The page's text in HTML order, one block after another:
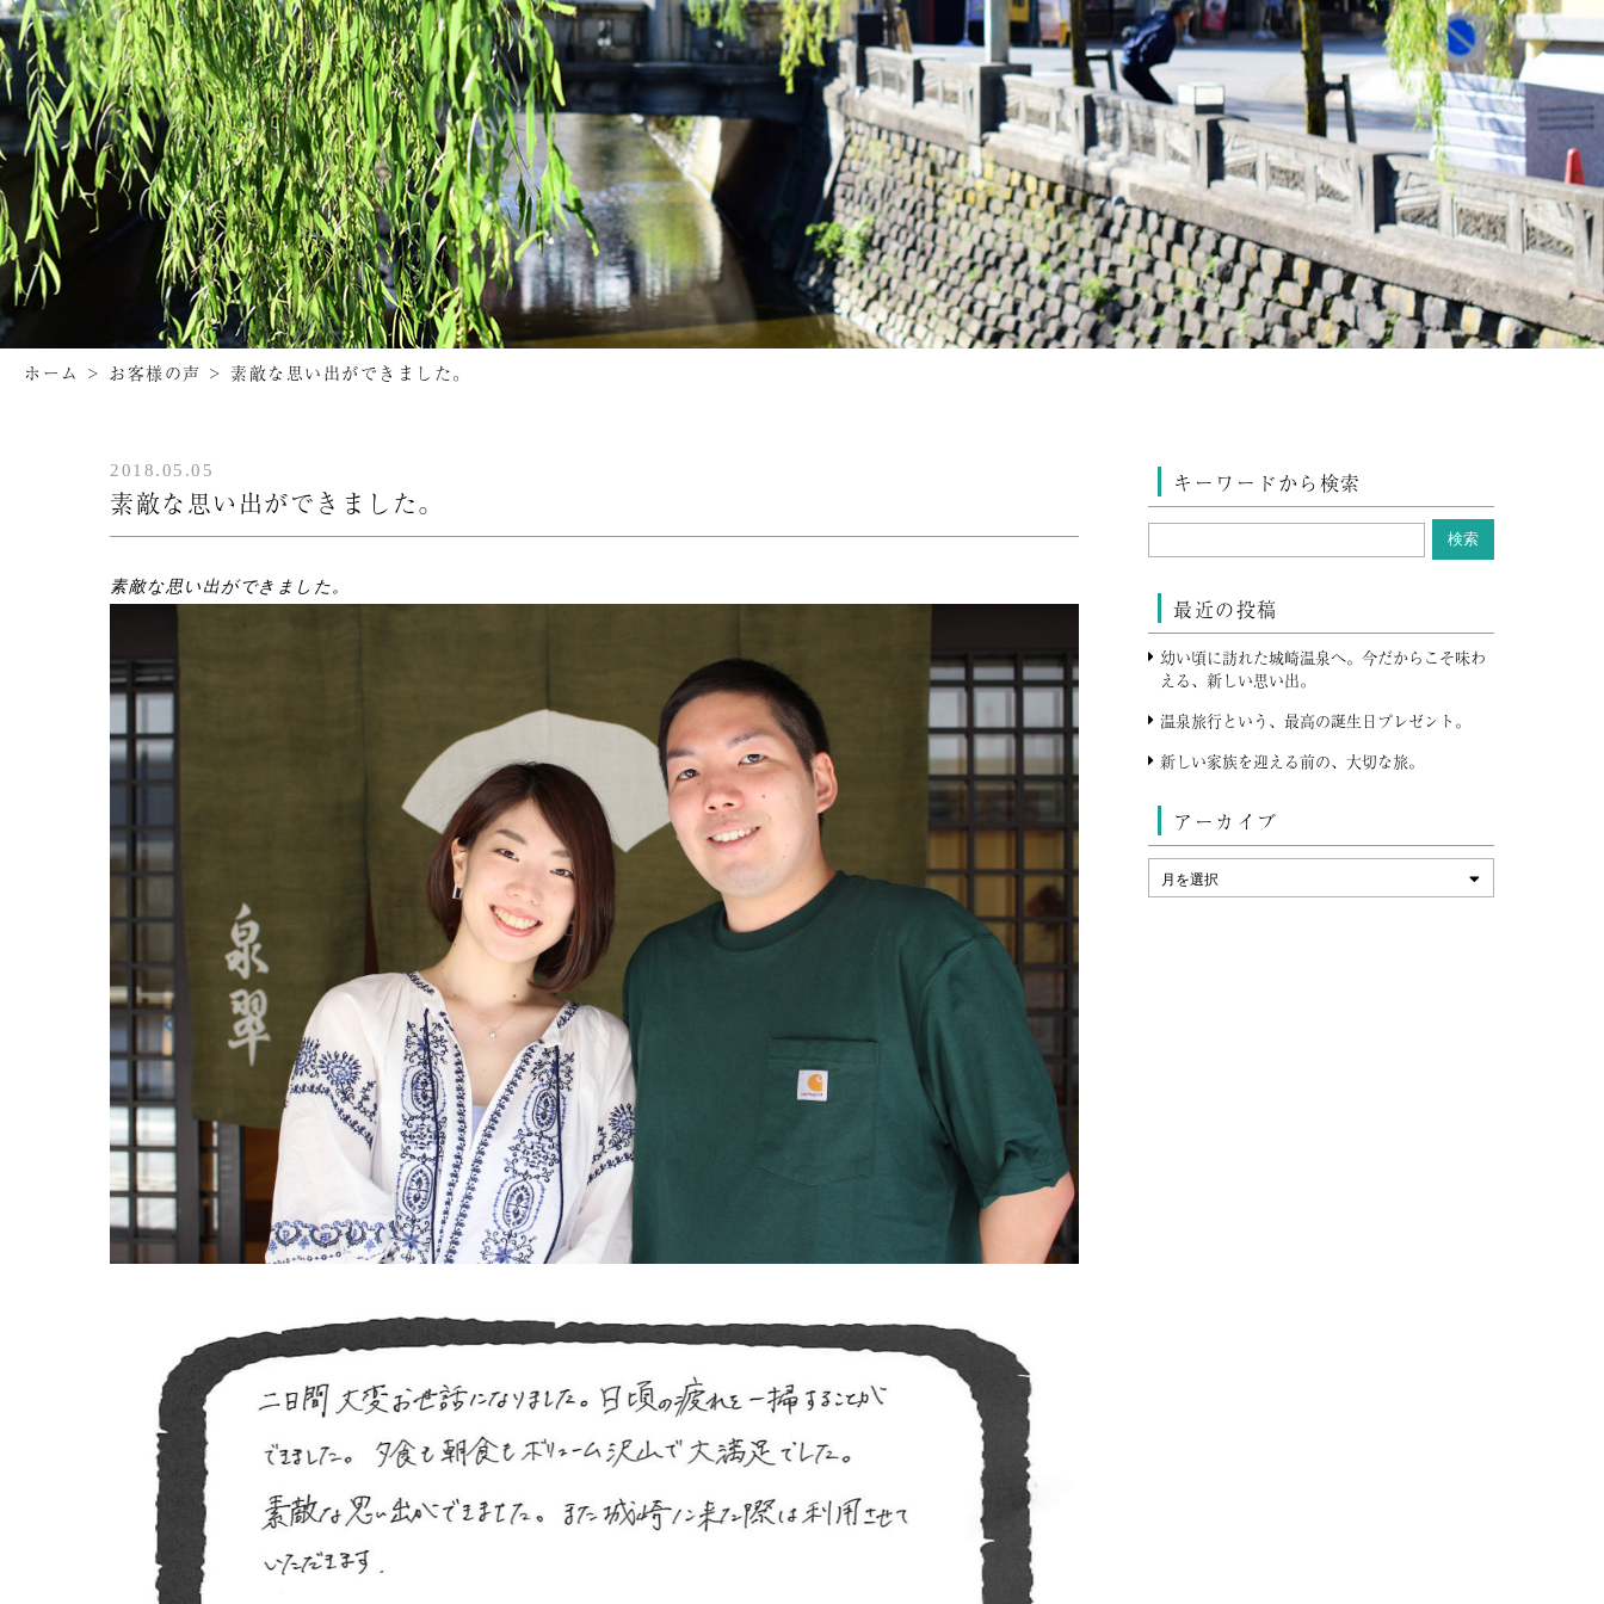
ホーム > お客様の声 > 素敵な思い出ができました。
2018.05.05
素敵な思い出ができました。
素敵な思い出ができました。
キーワードから検索
最近の投稿
幼い頃に訪れた城崎温泉へ。今だからこそ味わ
える、新しい思い出。
温泉旅行という、最高の誕生日プレゼント。
新しい家族を迎える前の、大切な旅。
アーカイブ